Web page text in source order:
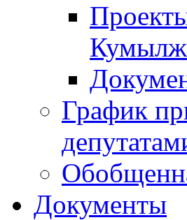
График
Документы